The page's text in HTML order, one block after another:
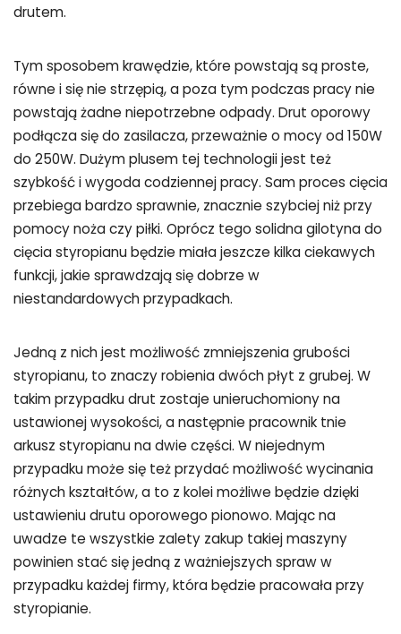
drutem.
Tym sposobem krawędzie, które powstają są proste,
równe i się nie strzępią, a poza tym podczas pracy nie
powstają żadne niepotrzebne odpady. Drut oporowy
podłącza się do zasilacza, przeważnie o mocy od 150W
do 250W. Dużym plusem tej technologii jest też
szybkość i wygoda codziennej pracy. Sam proces cięcia
przebiega bardzo sprawnie, znacznie szybciej niż przy
pomocy noża czy piłki. Oprócz tego solidna gilotyna do
cięcia styropianu będzie miała jeszcze kilka ciekawych
funkcji, jakie sprawdzają się dobrze w
niestandardowych przypadkach.
Jedną z nich jest możliwość zmniejszenia grubości
styropianu, to znaczy robienia dwóch płyt z grubej. W
takim przypadku drut zostaje unieruchomiony na
ustawionej wysokości, a następnie pracownik tnie
arkusz styropianu na dwie części. W niejednym
przypadku może się też przydać możliwość wycinania
różnych kształtów, a to z kolei możliwe będzie dzięki
ustawieniu drutu oporowego pionowo. Mając na
uwadze te wszystkie zalety zakup takiej maszyny
powinien stać się jedną z ważniejszych spraw w
przypadku każdej firmy, która będzie pracowała przy
styropianie.